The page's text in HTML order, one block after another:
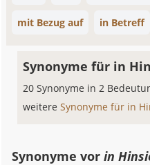
mit Bezug auf in Betreff
Synonyme für in
20 Synonyme in 2
weitereSynonyme für in
Synonyme vorin